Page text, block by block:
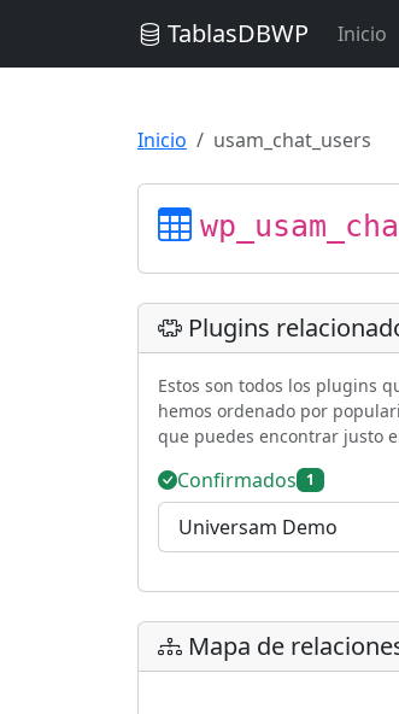
TablasDBWP Inicio
Inicio usam_chat_users
Plugins
Estos son todos los plugins
hemos ordenado por
que puedes encontrar justo
Confirmados 1
Universam Demo
Mapa de